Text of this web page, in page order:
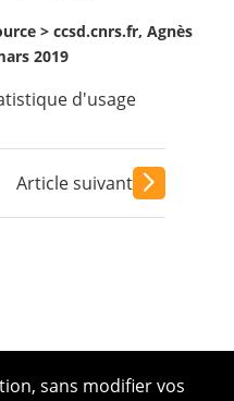
> ccsd.cnrs.fr, Agnès
2019
d'usage
Article suivant
sans modifier vos